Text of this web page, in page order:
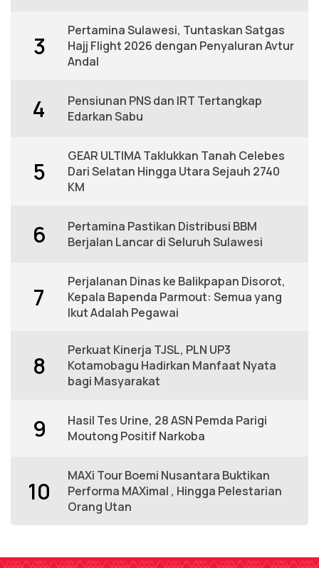
3
Pertamina Sulawesi, Tuntaskan Satgas
Hajj Flight 2026 dengan Penyaluran Avtur
Andal
4
Pensiunan PNS dan IRT Tertangkap
Edarkan Sabu
5
GEAR ULTIMA Taklukkan Tanah Celebes
Dari Selatan Hingga Utara Sejauh 2740
KM
6
Pertamina Pastikan Distribusi BBM
Berjalan Lancar di Seluruh Sulawesi
7
Perjalanan Dinas ke Balikpapan Disorot,
Kepala Bapenda Parmout: Semua yang
Ikut Adalah Pegawai
8
Perkuat Kinerja TJSL, PLN UP3
Kotamobagu Hadirkan Manfaat Nyata
bagi Masyarakat
9
Hasil Tes Urine, 28 ASN Pemda Parigi
Moutong Positif Narkoba
10
MAXi Tour Boemi Nusantara Buktikan
Performa MAXimal , Hingga Pelestarian
Orang Utan